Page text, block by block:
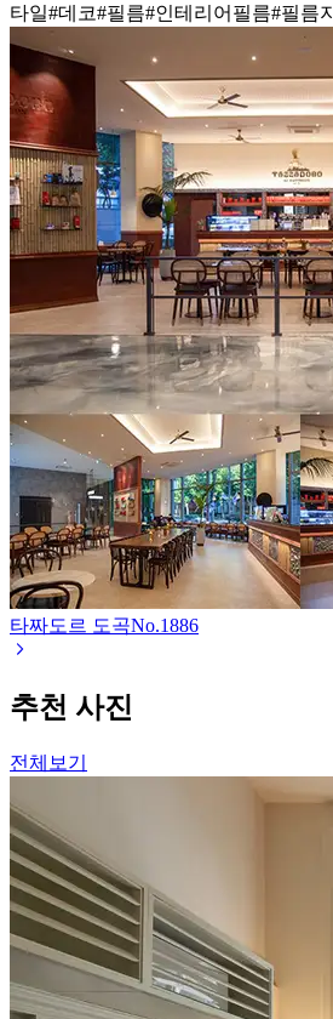
타일#데코#필름#인테리어필름#필름지
타짜도르 도곡No.1886
추천 사진
전체보기